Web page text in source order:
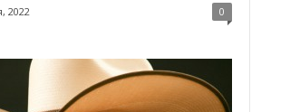
2022 0